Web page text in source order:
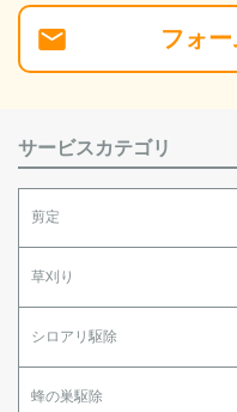
フォ
サービスカテゴリ
剪定
草刈り
シロアリ駆除
蜂の巣駆除